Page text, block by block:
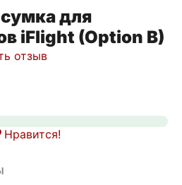
для
iFlight (Option B)
отзыв
Нравится!